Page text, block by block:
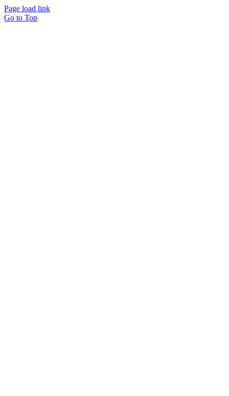
Page load link
Go to Top